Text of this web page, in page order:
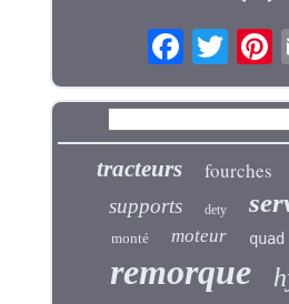
tracteurs fourches
supports dety
monté moteur quad
remorque